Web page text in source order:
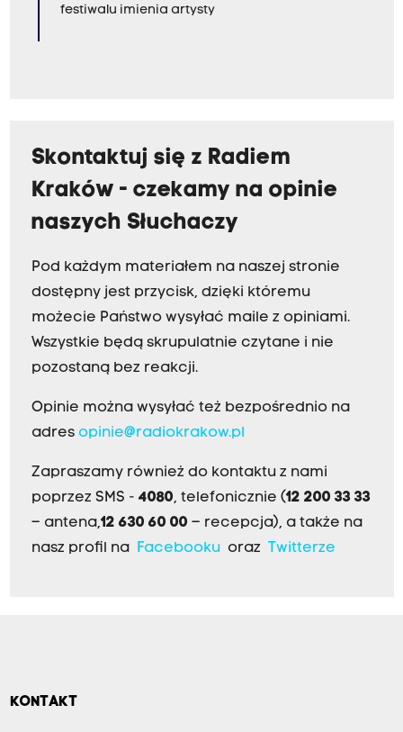
festiwalu imienia artysty
Skontaktuj się z Radiem
Kraków - czekamy na opinie
naszych Słuchaczy
Pod każdym materiałem na naszej stronie
dostępny jest przycisk, dzięki któremu
możecie Państwo wysyłać maile z opiniami.
Wszystkie będą skrupulatnie czytane i nie
pozostaną bez reakcji.
Opinie można wysyłać też bezpośrednio na
adres opinie@radiokrakow.pl
Zapraszamy również do kontaktu z nami
poprzez SMS - 4080, telefonicznie (12 200 33 33
– antena,12 630 60 00 – recepcja), a także na
nasz profil na
Facebookuoraz Twitterze
KONTAKT